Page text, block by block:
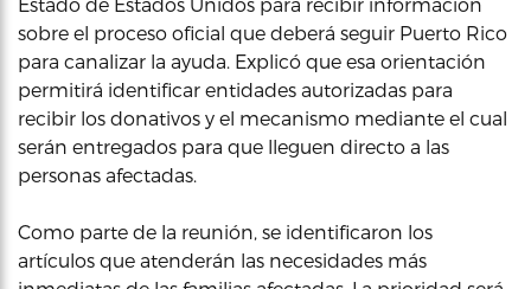
sobre el proceso oficial que deberá seguir Puerto Rico
para canalizar la ayuda. Explicó que esa orientación
permitirá identificar entidades autorizadas para
recibir los donativos y el mecanismo mediante el cual
serán entregados para que lleguen directo a las
personas afectadas.
Como parte de la reunión, se identificaron los
artículos que atenderán las necesidades más